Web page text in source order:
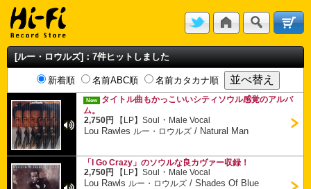
[ルー・ロウルズ]：7件ヒットしました
新着順 名前ABC順 名前カタカナ順
New
タイトル曲もかっこいいシティソウル感覚のアルバ
ム。
2,750円
【LP】Soul ・ Male Vocal
Lou Rawles ルー・ロウルズ / Natural Man
「I Go Crazy」のソウルな良カヴァー収録！
2,750円
【LP】Soul ・ Male Vocal
Lou Rawls ルー・ロウルズ /Shades Of Blue